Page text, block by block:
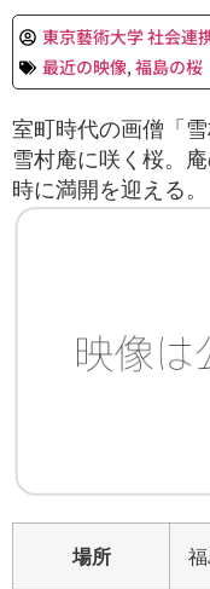
東京藝術大学 社会連
最近の映像, 福島の桜
室町時代の画僧「
雪村庵に咲く桜。
時に満開を迎える。
場所